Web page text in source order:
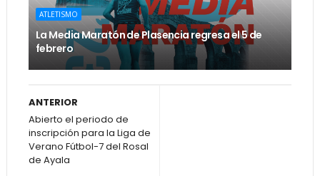
ATLETISMO
La Media Maratón de Plasencia regresa el 5 de
febrero
ANTERIOR
Abierto el periodo de
inscripción para la Liga de
Verano Fútbol-7 del Rosal
de Ayala